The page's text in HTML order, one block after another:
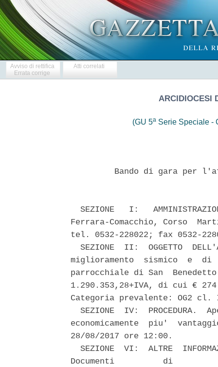
Avviso di rettifica
Errata corrige
Atti correlati
ARCIDIOCESI
(GU 5a Serie Speciale -
Bando di gara per
SEZIONE   I:
Ferrara-Comacchio, Corso
tel. 0532-228022; fax 0532-
SEZIONE  II:  OGGETTO
miglioramento  sismico  e
parrocchiale di San
1.290.353,28+IVA, di cui €
Categoria prevalente: OG2
SEZIONE  IV:  PROCEDURA.
economicamente  piu'
28/08/2017 ore 12:00.
SEZIONE  VI:  ALTRE
Documenti          di